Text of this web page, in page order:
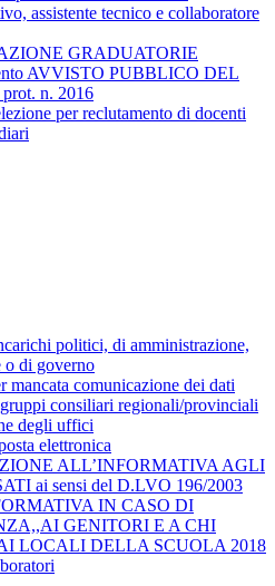
assistente tecnico e collaboratore
GRADUATORIE
AVVISTO PUBBLICO DEL
n. 2016
per reclutamento di docenti
politici, di amministrazione,
o di governo
mancata comunicazione dei dati
consiliari regionali/provinciali
degli uffici
elettronica
ALL’INFORMATIVA AGLI
ai sensi del D.LVO 196/2003
IN CASO DI
GENITORI E A CHI
LOCALI DELLA SCUOLA 2018